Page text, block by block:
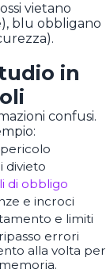
vietano
blu obbligano
in
confusi.
divieto
di obbligo
e incroci
e limiti
errori
alla volta per